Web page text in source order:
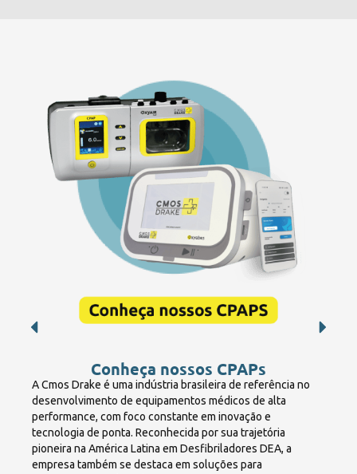
Conheça nossos CPAPs
A Cmos Drake é uma indústria brasileira de referência no
desenvolvimento de equipamentos médicos de alta
performance, com foco constante em inovação e
tecnologia de ponta. Reconhecida por sua trajetória
pioneira na América Latina em Desfibriladores DEA, a
empresa também se destaca em soluções para